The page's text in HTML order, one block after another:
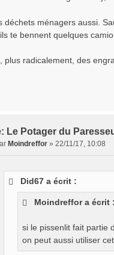
déchets ménagers aussi.
te bennent quelques
plus radicalement, des
Le Potager du
Moindreffor » 22/11/17, 10:08
Did67 a écrit :
Moindreffor a écrit :
si le pissenlit fait partie
on peut aussi utiliser